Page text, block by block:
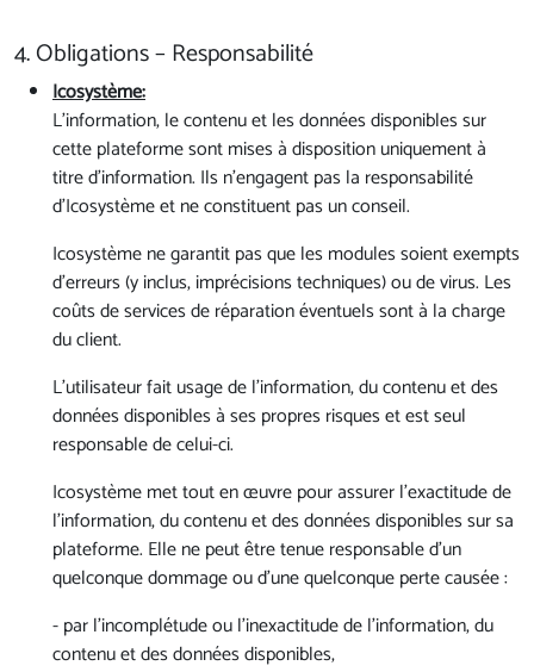
4. Obligations – Responsabilité
Icosystème:
L’information, le contenu et les données disponibles sur
cette plateforme sont mises à disposition uniquement à
titre d’information. Ils n’engagent pas la responsabilité
d’Icosystème et ne constituent pas un conseil.
Icosystème ne garantit pas que les modules soient exempts
d’erreurs (y inclus, imprécisions techniques) ou de virus. Les
coûts de services de réparation éventuels sont à la charge
du client.
L’utilisateur fait usage de l’information, du contenu et des
données disponibles à ses propres risques et est seul
responsable de celui-ci.
Icosystème met tout en œuvre pour assurer l’exactitude de
l’information, du contenu et des données disponibles sur sa
plateforme. Elle ne peut être tenue responsable d’un
quelconque dommage ou d’une quelconque perte causée :
- par l’incomplétude ou l’inexactitude de l’information, du
contenu et des données disponibles,